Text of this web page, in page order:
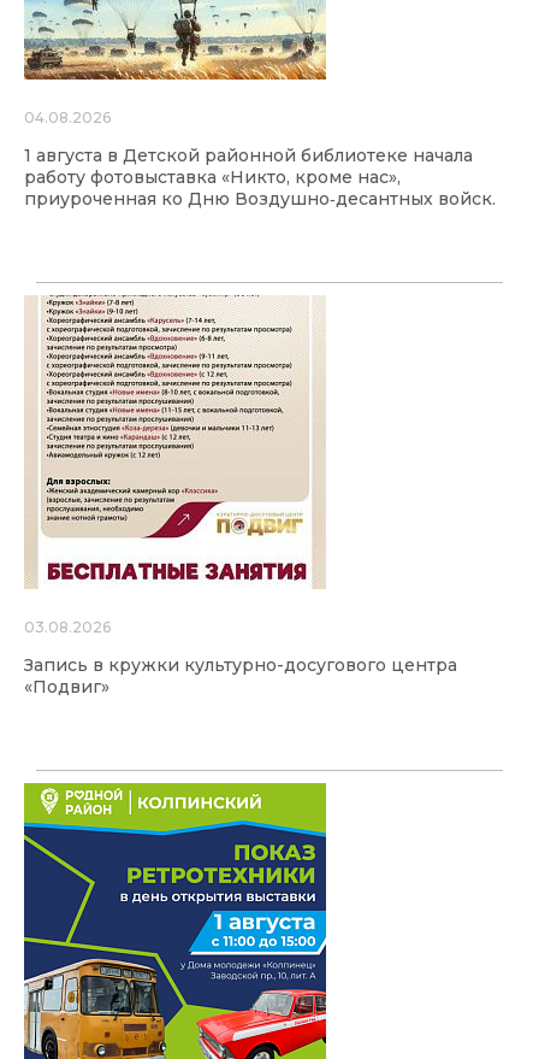
04.08.2026
1 августа в Детской районной библиотеке начала
работу фотовыставка «Никто, кроме нас»,
приуроченная ко Дню Воздушно‑десантных войск.
03.08.2026
Запись в кружки культурно-досугового центра
«Подвиг»